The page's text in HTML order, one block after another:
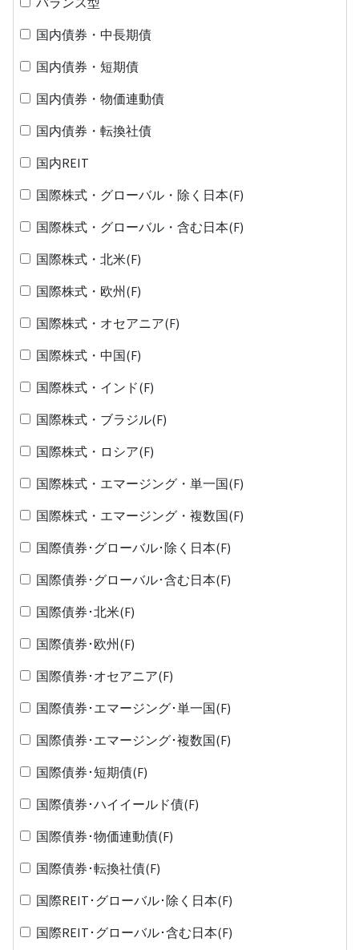
国内債券・中長期債
国内債券・短期債
国内債券・物価連動債
国内債券・転換社債
国内REIT
国際株式・グローバル・除く日本(F)
国際株式・グローバル・含む日本(F)
国際株式・北米(F)
国際株式・欧州(F)
国際株式・オセアニア(F)
国際株式・中国(F)
国際株式・インド(F)
国際株式・ブラジル(F)
国際株式・ロシア(F)
国際株式・エマージング・単一国(F)
国際株式・エマージング・複数国(F)
国際債券･グローバル･除く日本(F)
国際債券･グローバル･含む日本(F)
国際債券･北米(F)
国際債券･欧州(F)
国際債券･オセアニア(F)
国際債券･エマージング･単一国(F)
国際債券･エマージング･複数国(F)
国際債券･短期債(F)
国際債券･ハイイールド債(F)
国際債券･物価連動債(F)
国際債券･転換社債(F)
国際REIT･グローバル･除く日本(F)
国際REIT･グローバル･含む日本(F)